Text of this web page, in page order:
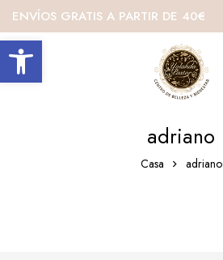
Abrir barra de herramientas
ENVÍOS GRATIS A PARTIR DE 40€
adriano
Casa adriano